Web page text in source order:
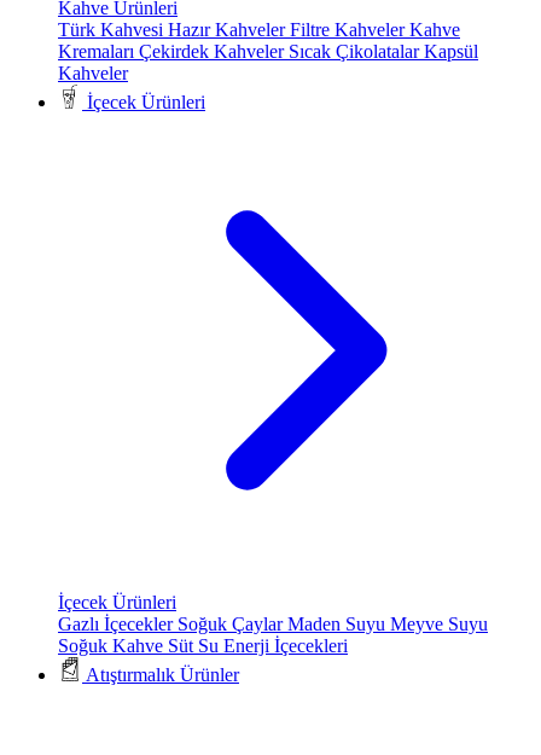
Kahve Ürünleri
Türk Kahvesi Hazır KahvelerFiltre KahvelerKahve
Kremaları Çekirdek Kahveler Sıcak ÇikolatalarKapsül
Kahveler
İçecek Ürünleri
İçecek Ürünleri
Gazlı İçecekler Soğuk ÇaylarMaden Suyu Meyve Suyu
Soğuk Kahve Süt Su Enerji İçecekleri
Atıştırmalık Ürünler